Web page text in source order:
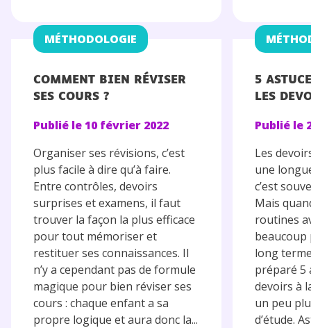
COMMENT BIEN RÉVISER
SES COURS ?
MÉTHODOLOGIE
Publié le10 février 2022
Organiser ses révisions, c’est
plus facile à dire qu’à faire.
Entre contrôles, devoirs
surprises et examens, il faut
trouver la façon la plus efficace
pour tout mémoriser et
restituer ses connaissances. Il
n’y a cependant pas de formule
magique pour bien réviser ses
cours : chaque enfant a sa
propre logique et aura donc la...
5
LES
Publié le
Les
une
c’est
Mais
routines
beaucoup
long
préparé 5
devoirs à
un peu
d’étude.